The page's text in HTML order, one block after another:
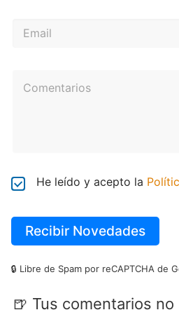
He leído y acepto la
Recibir Novedades
🔒 Libre de Spam por reCAPTCHA de
🍺 Tus comentarios